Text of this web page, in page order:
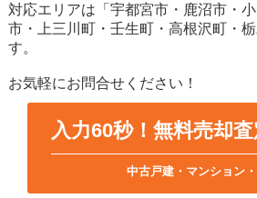
対応エリアは「宇都宮市・鹿沼市・
市・上三川町・壬生町・高根沢町・
す。
お気軽にお問合せください！
入力60秒！無料売却
中古戸建・マンション